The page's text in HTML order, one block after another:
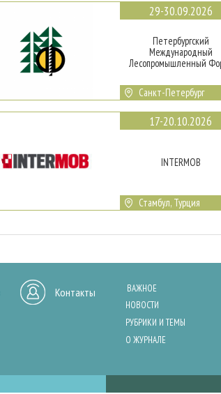
29-30.09.2026
Петербургский
Международный
Лесопромышленный
Санкт-Петербург
17-20.10.2026
INTERMOB
Стамбул, Турция
Контакты
ВАЖНОЕ
НОВОСТИ
РУБРИКИ И ТЕМЫ
О ЖУРНАЛЕ